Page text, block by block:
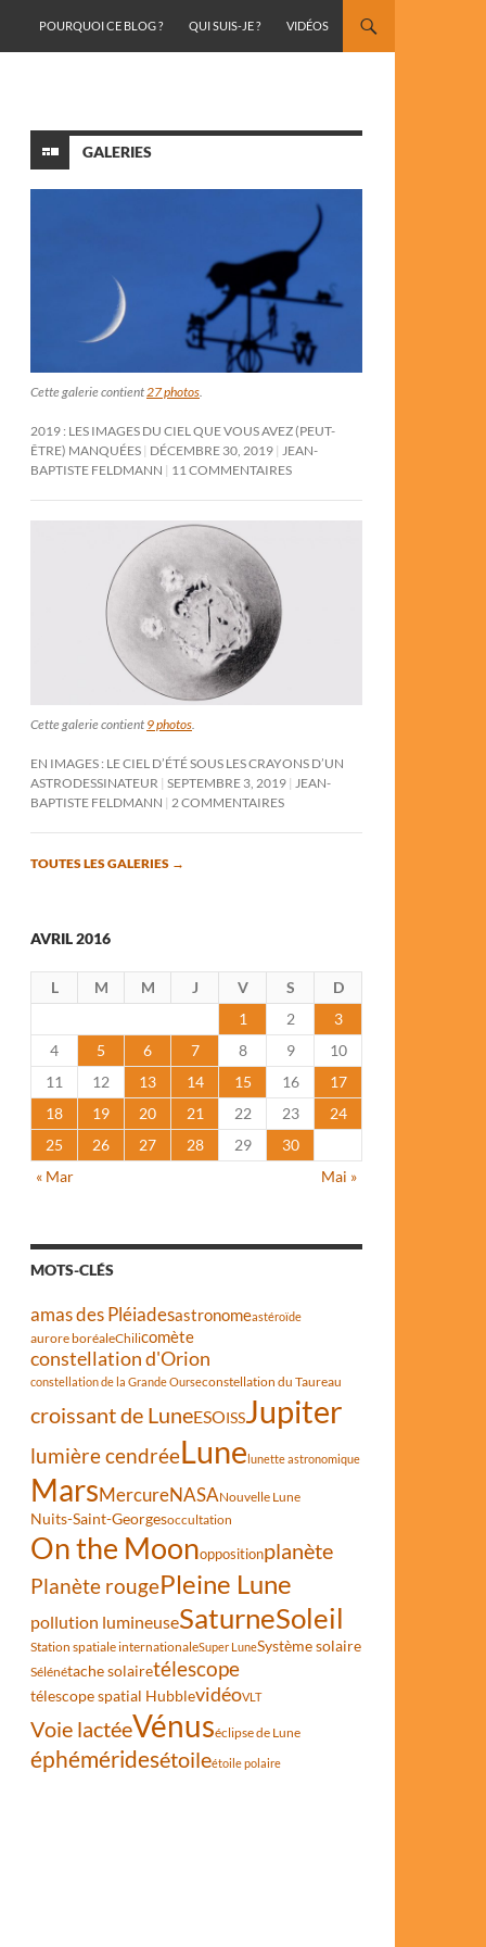
POURQUOI CE BLOG ?
QUI SUIS-JE ? VIDÉOS
GALERIES
Cette galerie contient27 photos.
2019 : LES IMAGES DU CIEL QUE VOUS AVEZ (PEUT-
ÊTRE) MANQUÉES DÉCEMBRE 30, 2019 JEAN-
BAPTISTE FELDMANN
11 COMMENTAIRES
Cette galerie contient 9 photos
EN IMAGES : LE CIEL D’ÉTÉ SOUS LES CRAYONS D’UN
ASTRODESSINATEUR SEPTEMBRE 3, 2019
JEAN-
BAPTISTE FELDMANN
2 COMMENTAIRES
TOUTES LES GALERIES →
AVRIL 2016
L M M J V S
D
1
2
3
4
5 6 7 8 9
10
11
12 13 14 15 16
17
18
19 20 21 22 23
24
25
26 27 28 29
30
« Mar
Mai »
MOTS-CLÉS
amas des Pléiadesastronomeastéroïde
aurore boréaleChilicomète
constellation d'Orion
constellation de la Grande Ourseconstellation du Taureau
croissant de LuneESOISSJupiter
lumière cendréeLunelunette astronomique
MarsMercureNASANouvelle Lune
Nuits-Saint-Georgesoccultation
On the Moonoppositionplanète
Planète rougePleine Lune
pollution lumineuseSaturneSoleil
Station spatiale internationaleSuper LuneSystème solaire
Sélénétache solairetélescope
télescope spatial HubblevidéoVLT
Voie lactéeVénuséclipse de Lune
éphéméridesétoileétoile polaire